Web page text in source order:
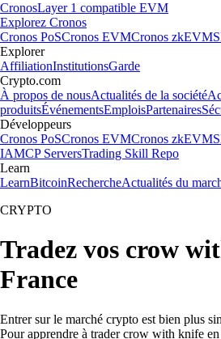
CronosLayer 1 compatible EVM
Explorez Cronos
Cronos PoSCronos EVMCronos zkEVM
Explorer
AffiliationInstitutionsGarde
Crypto.com
À propos de nousActualités de la société
produitsÉvénementsEmploisPartenaires
Développeurs
Cronos PoSCronos EVMCronos zkEVM
IAMCP ServersTrading Skill Repo
Learn
LearnBitcoinRechercheActualités du
CRYPTO
Tradez vos crow
France
Entrer sur le marché crypto est bien plus
Pour apprendre à trader crow with knife